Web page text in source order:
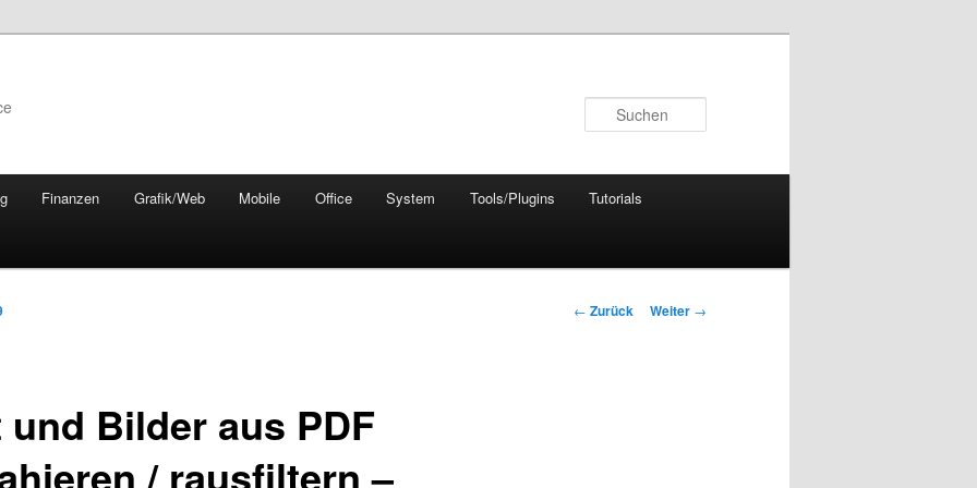
Finanzen Grafik/Web Mobile Office System Tools/Plugins Tutorials
Beitrags-
← Zurück Weiter →
und Bilder aus PDF
/ rausfiltern –